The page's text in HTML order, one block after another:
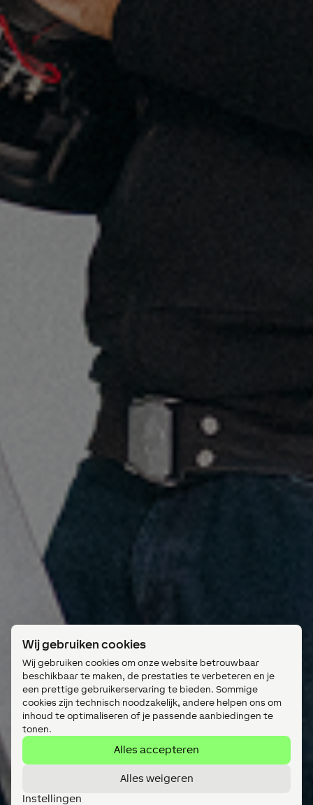
Wij gebruiken cookies
Wij gebruiken cookies om onze website betrouwbaar
beschikbaar te maken, de prestaties te verbeteren en je
een prettige gebruikerservaring te bieden. Sommige
cookies zijn technisch noodzakelijk, andere helpen ons om
inhoud te optimaliseren of je passende aanbiedingen te
tonen.
Alles accepteren
Alles weigeren
Instellingen